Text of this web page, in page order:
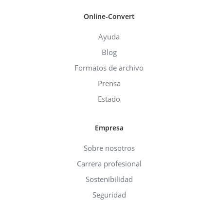
Online-Convert
Ayuda
Blog
Formatos de archivo
Prensa
Estado
Empresa
Sobre nosotros
Carrera profesional
Sostenibilidad
Seguridad